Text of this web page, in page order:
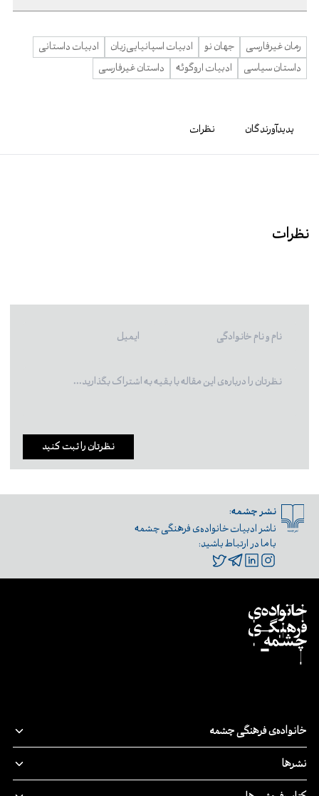
رمان غیرفارسی جهان نو ادبیات اسپانیایی‌زبان
ادبیات داستانی
داستان سیاسی
ادبیات اروگوئه داستان غیرفارسی
پدیدآورندگان نظرات
نظرات
نظرتان را ثبت کنید
نشر چشمه:
ناشر ادبیات خانواده‌ی فرهنگی چشمه
با ما در ارتباط باشید:
خانواده‌ی فرهنگی چشمه
نشرها